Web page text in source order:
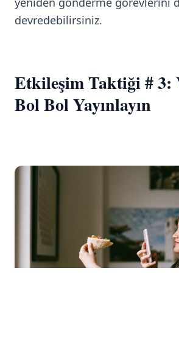
devredebilirsiniz.
Etkileşim Taktiği # 3:
Bol Bol Yayınlayın